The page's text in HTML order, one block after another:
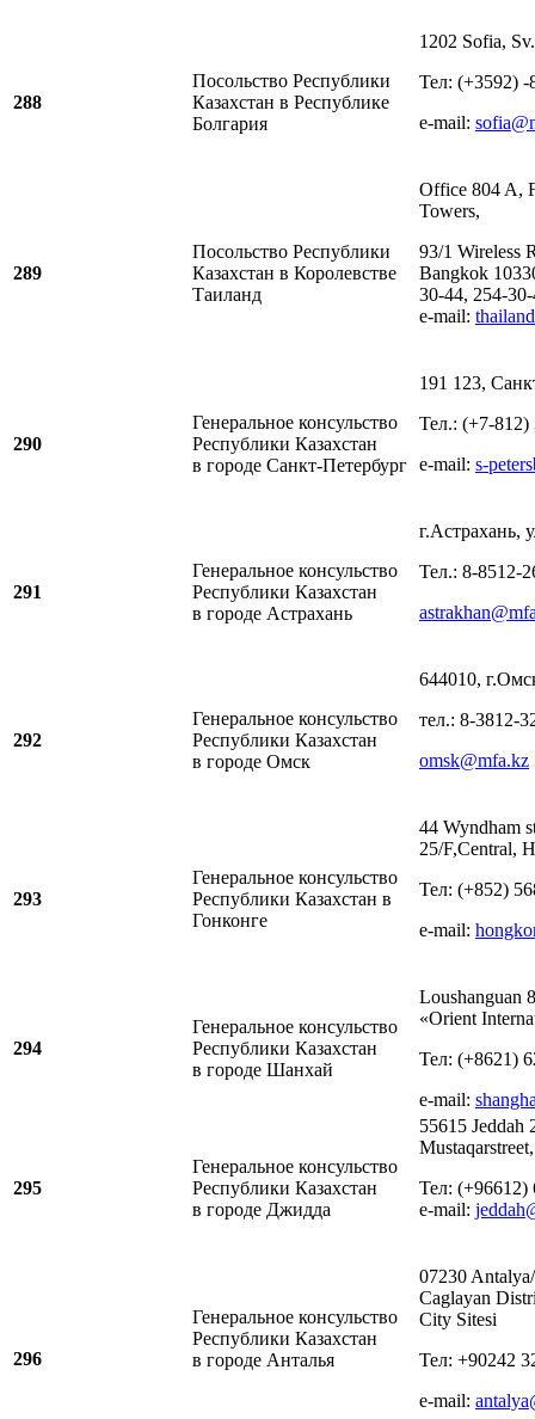
288
Посольство Республики
Казахстан в Республике
Болгария
1202 Sofia,
Тел: (+3592) -
е-mail:
289
Посольство Республики
Казахстан в Королевстве
Таиланд
Office 804 A,
Towers,
93/1 Wireless
Bangkok
30-44, 254-
e-mail:
290
Генеральное консульство
Республики Казахстан
в городе Санкт-Петербург
191 123,
Тел.: (+7-812)
e-mail: s-
291
Генеральное консульство
Республики Казахстан
в городе Астрахань
г.Астрахань,
Тел.: 8-8512-
292
Генеральное консульство
Республики Казахстан
в городе Омск
644010,
тел.: 8-3812-
omsk@mfa.kz
293
Генеральное консульство
Республики Казахстан в
Гонконге
44 Wyndham
25/F,Central,
Тел: (+852)
e-mail:
294
Генеральное консульство
Республики Казахстан
в городе Шанхай
Loushanguan
«Orient
Тел: (+8621)
e-mail:
295
Генеральное консульство
Республики Казахстан
в городе Джидда
55615
Тел: (+96612)
e-mail:
296
Генеральное консульство
Республики Казахстан
в городе Анталья
07230
Caglayan
City Sitesi
Тел: +90242
e-mail: